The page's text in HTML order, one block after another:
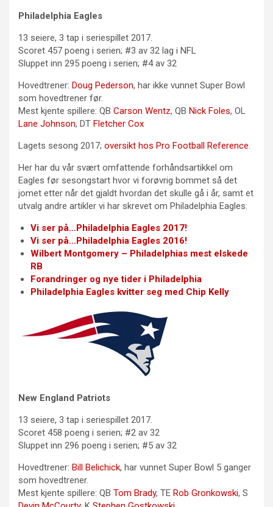
Philadelphia Eagles
13 seiere, 3 tap i seriespillet 2017.
Scoret 457 poeng i serien; #3 av 32 lag i NFL
Sluppet inn 295 poeng i serien; #4 av 32
Hovedtrener: Doug Pederson, har ikke vunnet Super Bowl
som hovedtrener før.
Mest kjente spillere: QB Carson Wentz, QB Nick Foles, OL
Lane Johnson, DT Fletcher Cox
Lagets sesong 2017; oversikt hos Pro Football Reference.
Her har du vår svært omfattende forhåndsartikkel om
Eagles før sesongstart hvor vi forøvrig bommet så det
jomet etter når det gjaldt hvordan det skulle gå i år, samt et
utvalg andre artikler vi har skrevet om Philadelphia Eagles:
Vi ser på…Philadelphia Eagles 2017!
Vi ser på…Philadelphia Eagles 2016!
Wilbert Montgomery – Philadelphias mest elskede
RB
Forandringer og nye tider i Philadelphia
Philadelphia Eagles kvitter seg med Chip Kelly
New England Patriots
13 seiere, 3 tap i seriespillet 2017.
Scoret 458 poeng i serien; #2 av 32
Sluppet inn 296 poeng i serien; #5 av 32
Hovedtrener: Bill Belichick, har vunnet Super Bowl 5 ganger
som hovedtrener.
Mest kjente spillere: QB Tom Brady, TE Rob Gronkowski, S